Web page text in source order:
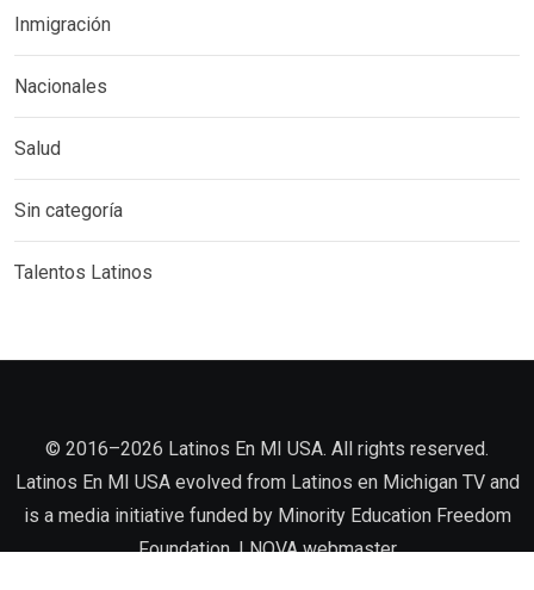
Inmigración
Nacionales
Salud
Sin categoría
Talentos Latinos
©️ 2016–2026 Latinos En MI USA. All rights reserved.
Latinos En MI USA evolved from Latinos en Michigan TV and
is a media initiative funded by Minority Education Freedom
Foundation. |NOVAwebmaster